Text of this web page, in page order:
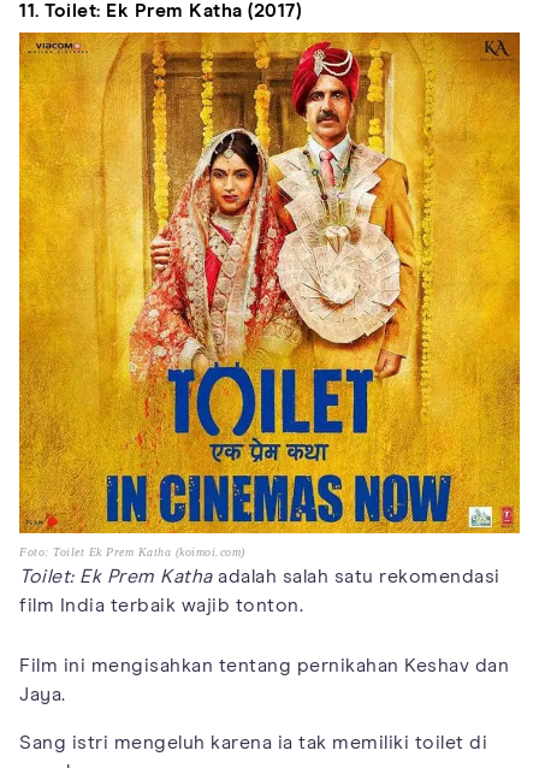
11. Toilet: Ek Prem Katha (2017)
Foto: Toilet Ek Prem Katha (koimoi.com)
Toilet: Ek Prem Kathaadalah salah satu rekomendasi
film India terbaik wajib tonton.
Film ini mengisahkan tentang pernikahan Keshav dan
Jaya.
Sang istri mengeluh karena ia tak memiliki toilet di